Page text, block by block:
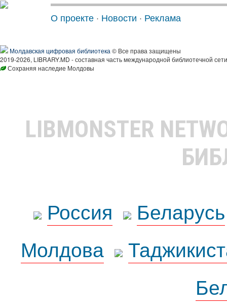
О проекте · Новости · Реклама
Молдавская цифровая библиотека © Все права защищены
2019-2026, LIBRARY.MD - составная часть международной библиотечной
Сохраняя наследие Молдовы
LIBMONSTER
Россия
Беларусь
Молдова